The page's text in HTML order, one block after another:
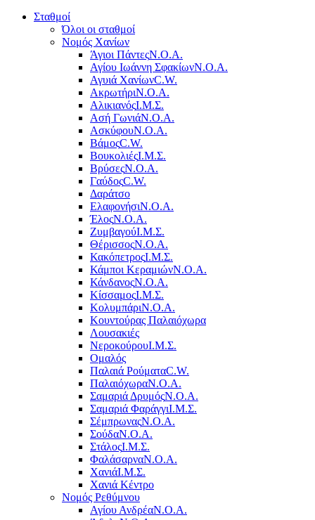
Σταθμοί
Όλοι οι σταθμοί
Νομός Χανίων
Άγιοι ΠάντεςΝ.Ο.Α.
Αγίου Ιωάννη ΣφακίωνΝ.Ο.Α.
Αγυιά ΧανίωνC.W.
ΑκρωτήριΝ.Ο.Α.
ΑλικιανόςΙ.Μ.Σ.
Ασή ΓωνιάΝ.Ο.Α.
ΑσκύφουΝ.Ο.Α.
ΒάμοςC.W.
ΒουκολιέςΙ.Μ.Σ.
ΒρύσεςΝ.Ο.Α.
ΓαύδοςC.W.
Δαράτσο
ΕλαφονήσιΝ.Ο.Α.
ΈλοςΝ.Ο.Α.
ΖυμβαγούΙ.Μ.Σ.
ΘέρισσοςΝ.Ο.Α.
ΚακόπετροςΙ.Μ.Σ.
Κάμποι ΚεραμιώνΝ.Ο.Α.
ΚάνδανοςΝ.Ο.Α.
ΚίσσαμοςΙ.Μ.Σ.
ΚολυμπάριΝ.Ο.Α.
Κουντούρας Παλαιόχωρα
Λουσακιές
ΝεροκούρουΙ.Μ.Σ.
Ομαλός
Παλαιά ΡούματαC.W.
ΠαλαιόχωραΝ.Ο.Α.
Σαμαριά ΔρυμόςΝ.Ο.Α.
Σαμαριά ΦαράγγιΙ.Μ.Σ.
ΣέμπρωναςΝ.Ο.Α.
ΣούδαΝ.Ο.Α.
ΣτάλοςΙ.Μ.Σ.
ΦαλάσαρναΝ.Ο.Α.
ΧανιάΙ.Μ.Σ.
Χανιά Κέντρο
Νομός Ρεθύμνου
Αγίου ΑνδρέαΝ.Ο.Α.